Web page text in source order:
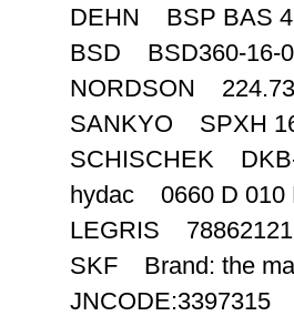
DEHN BSP BAS 4
BSD BSD360-16-
NORDSON
SANKYO SPXH
SCHISCHEK
hydac 0660 D 010
LEGRIS 78862121
SKF Brand: the
JNCODE:3397315